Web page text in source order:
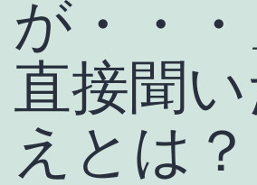
が・・・
直接聞
えとは？